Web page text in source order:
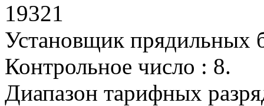
19321
Установщик прядильных
Контрольное число : 8.
Диапазон тарифных